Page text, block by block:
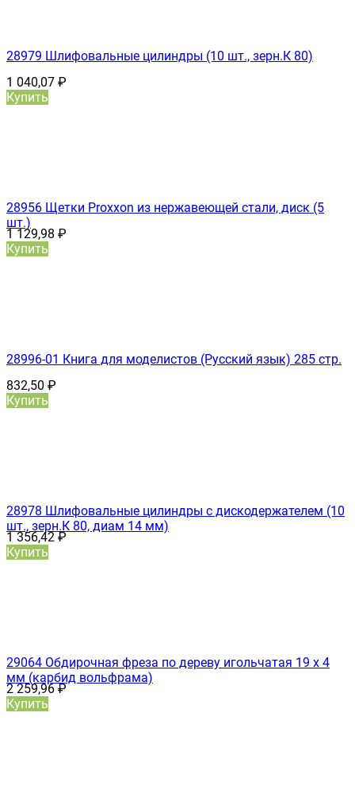
28979 Шлифовальные цилиндры (10 шт., зерн.К 80)
1 040,07 ₽
Купить
28956 Щетки Proxxon из нержавеющей стали, диск (5
шт.)
1 129,98 ₽
Купить
28996-01 Книга для моделистов (Русский язык) 285 стр.
832,50 ₽
Купить
28978 Шлифовальные цилиндры с дискодержателем (10
шт., зерн.К 80, диам 14 мм)
1 356,42₽
Купить
29064 Обдирочная фреза по дереву игольчатая 19 х 4
мм (карбид вольфрама)
2 259,96₽
Купить